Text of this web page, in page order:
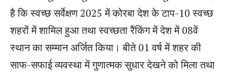
है कि स्वच्छ सर्वेक्षण 2025 में कोरबा देश के टाप-10 स्वच्छ
शहरों में शामिल हुआ तथा स्वच्छता रैंकिंग में देश में 08वें
स्थान का सम्मान अर्जित किया। बीते 01 वर्ष में शहर की
साफ-सफाई व्यवस्था में गुणात्मक सुधार देखने को मिला तथा